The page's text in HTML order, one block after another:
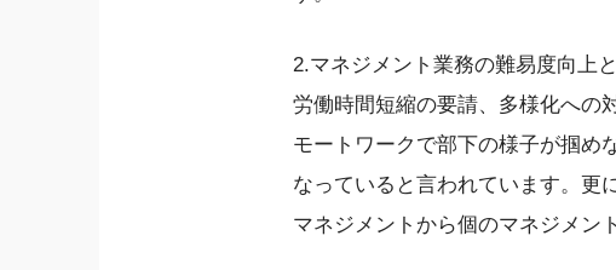
2.マネジメント業務の難易度向上
労働時間短縮の要請、多様化への
モートワークで部下の様子が掴め
なっていると言われています。更
マネジメントから個のマネジメン